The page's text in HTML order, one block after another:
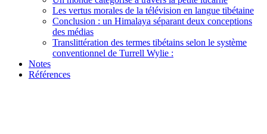
Les vertus morales de la télévision en langue tibétaine
Conclusion : un Himalaya séparant deux conceptions
des médias
Translittération des termes tibétains selon le système
conventionnel de Turrell Wylie :
Notes
Références